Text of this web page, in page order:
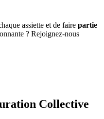
assiette et de faire partie
? Rejoignez-nous
Collective